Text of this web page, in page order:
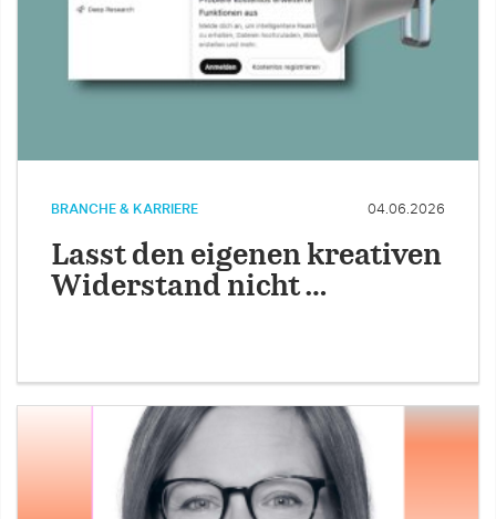
BRANCHE & KARRIERE 04.06.2026
Lasst den eigenen kreativen
Widerstand nicht …